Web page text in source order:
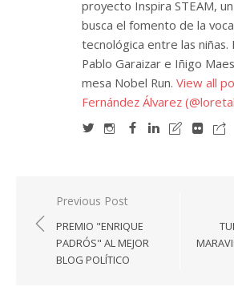
proyecto Inspira STEAM,
busca el fomento de la
tecnológica entre las
Pablo Garaizar e Iñigo
mesa Nobel Run. View all
Fernández Álvarez
Navegación
de
entradas
Previous Post
PREMIO "ENRIQUE
PADRÓS" AL MEJOR
BLOG POLÍTICO